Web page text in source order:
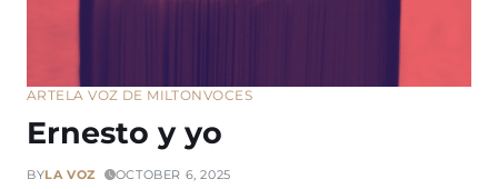
ARTE LA VOZ DE MILTONVOCES
Ernesto y yo
BYLA VOZ OCTOBER 6, 2025